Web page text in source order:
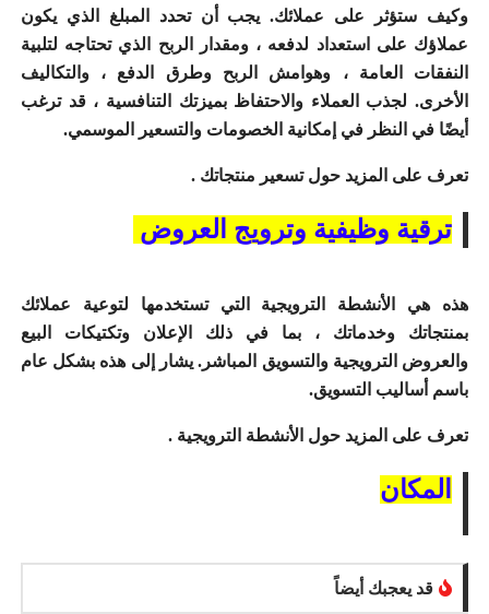
وكيف ستؤثر على عملائك. يجب أن تحدد المبلغ الذي يكون
عملاؤك على استعداد لدفعه ، ومقدار الربح الذي تحتاجه لتلبية
النفقات العامة ، وهوامش الربح وطرق الدفع ، والتكاليف
الأخرى. لجذب العملاء والاحتفاظ بميزتك التنافسية ، قد ترغب
أيضًا في النظر في إمكانية الخصومات والتسعير الموسمي.
تعرف على المزيد حولتسعير منتجاتك .
ترقية وظيفية وترويج العروض
هذه هي الأنشطة الترويجية التي تستخدمها لتوعية عملائك
بمنتجاتك وخدماتك ، بما في ذلك الإعلان وتكتيكات البيع
والعروض الترويجية والتسويق المباشر. يشار إلى هذه بشكل عام
باسم أساليب التسويق.
تعرف على المزيد حول الأنشطة الترويجية .
المكان
قد يعجبك أيضاً